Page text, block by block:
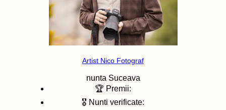
Artist Nico Fotograf
nunta Suceava
🏆 Premii:
🎖️ Nunti verificate: